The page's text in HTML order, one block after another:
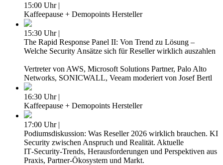
15:00 Uhr |
Kaffeepause + Demopoints Hersteller
15:30 Uhr |
The Rapid Response Panel II: Von Trend zu Lösung –
Welche Security Ansätze sich für Reseller wirklich auszahlen
Vertreter von AWS, Microsoft Solutions Partner, Palo Alto
Networks, SONICWALL, Veeam moderiert von Josef Bertl
16:30 Uhr |
Kaffeepause + Demopoints Hersteller
17:00 Uhr |
Podiumsdiskussion: Was Reseller 2026 wirklich brauchen. KI
Security zwischen Anspruch und Realität. Aktuelle
IT‑Security‑Trends, Herausforderungen und Perspektiven aus
Praxis, Partner‑Ökosystem und Markt.